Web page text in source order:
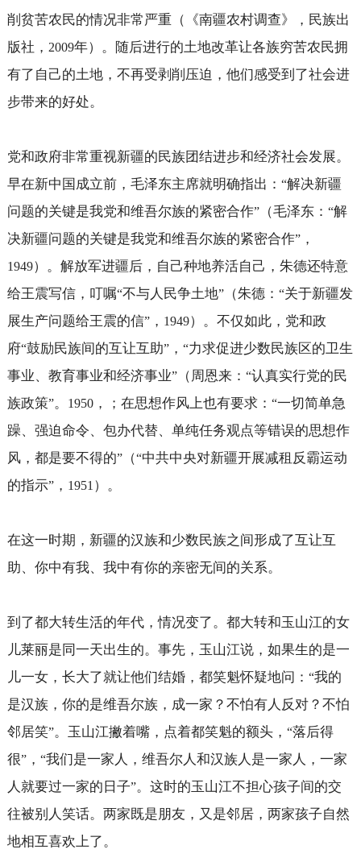
削贫苦农民的情况非常严重（《南疆农村调查》，民族出
版社， 2009年）。随后进行的土地改革让各族穷苦农民拥
有了自己的土地，不再受剥削压迫，他们感受到了社会进
步带来的好处。
党和政府非常重视新疆的民族团结进步和经济社会发展。
早在新中国成立前，毛泽东主席就明确指出： “解决新疆
问题的关键是我党和维吾尔族的紧密合作”（毛泽东： “解
决新疆问题的关键是我党和维吾尔族的紧密合作”，
1949）。解放军进疆后，自己种地养活自己，朱德还特意
给王震写信，叮嘱“不与人民争土地”（朱德： “关于新疆发
展生产问题给王震的信”， 1949）。不仅如此，党和政
府“鼓励民族间的互让互助”， “力求促进少数民族区的卫生
事业、教育事业和经济事业”（周恩来： “认真实行党的民
族政策”。 1950，；在思想作风上也有要求： “一切简单急
躁、强迫命令、包办代替、单纯任务观点等错误的思想作
风，都是要不得的”（“中共中央对新疆开展减租反霸运动
的指示”， 1951 ）。
在这一时期，新疆的汉族和少数民族之间形成了互让互
助、你中有我、我中有你的亲密无间的关系。
到了都大转生活的年代，情况变了。都大转和玉山江的女
儿莱丽是同一天出生的。事先，玉山江说，如果生的是一
儿一女，长大了就让他们结婚，都笑魁怀疑地问： “我的
是汉族，你的是维吾尔族，成一家？不怕有人反对？不怕
邻居笑”。玉山江撇着嘴，点着都笑魁的额头， “落后得
很”， “我们是一家人，维吾尔人和汉族人是一家人，一家
人就要过一家的日子”。这时的玉山江不担心孩子间的交
往被别人笑话。两家既是朋友，又是邻居，两家孩子自然
地相互喜欢上了。